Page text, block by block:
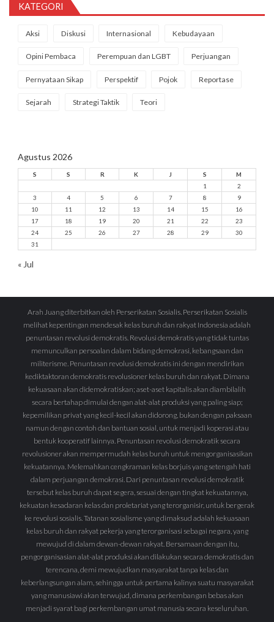
KATEGORI
Aksi Diskusi Internasional Kebudayaan
Opini Pembaca Perempuan dan LGBT Perjuangan
Pernyataan Sikap Perspektif Pojok Reportase
Sejarah Strategi Taktik Teori
Agustus 2026
S S R K J S
M
1
2
3
4 5 6 7 8
9
10
11 12 13 14 15
16
17
18 19 20 21 22
23
24
25 26 27 28 29
30
31
« Jul
Arah Juang diterbitkan oleh Perserikatan Sosialis. Perserikatan Sosialis
melihat kepentingan mendesak kelas buruh dan rakyat Indonesia adalah
penuntasan revolusi demokratis. Revolusi demokratis yang tidak tuntas
memunculkan persoalan dalam bidang demokrasi, kebangsaan dan
militerisme. Penuntasan revolusi demokratis ini dengan mendirikan
kediktaktoran demokratis revolusioner kelas buruh dan rakyat. Dimana
kekuasaan akan didemokratiskan; aset-aset kapitalis akan diambilalih
secara bertahap dimulai dengan alat-alat produksi yang paling siap;
kepemilikan privat yang kecil-kecil akan didorong, bukan dengan paksaan
namun dengan contoh dan bantuan sosial, untuk menjadi koperasi atau
bentuk kooperatif lainnya. Penuntasan revolusi demokratik secara
revolusioner akan mempermudah kelas buruh untuk mengorganisasikan
kekuatannya. Melemahkan cengkraman kelas borjuis yang setengah hati
dalam perjuangan demokrasi. Dari penuntasan revolusi demokratik
tersebut kelas buruh dapat segera, sesuai dengan tingkat kekuatannya,
kekuatan kesadaran kelas dan proletariat yang terorganisir, untuk bergerak
ke revolusi sosialis. Tatanan sosialisme yang dimaksud adalah kekuasaan
kelas buruh dan rakyat pekerja yang terorganisasi sebagai negara, yang
mewujud di dalam dewan-dewan rakyat. Bersamaan dengan itu,
pengorganisasian alat-alat produksi akan dilakukan secara demokratis dan
terencana, demi mewujudkan masyarakat tanpa kelas dan
keberlangsungan alam, sehingga untuk pertama kalinya suatu masyarakat
yang manusiawi akan terwujud, dimana perkembangan bebas akan
menjadi syarat bagi perkembangan umat manusia secara keseluruhan.